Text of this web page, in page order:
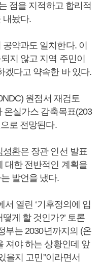
점을 지적하고 합리적
내놨다.
약과도 일치한다. 이
지 않고 지역 주민이
겠다고 약속한 바 있다.
원점서 재검토
온실가스 감축목표(203
로 전망된다.
성환은 장관 인선 발표
대한 전반적인 계획을
발언을 냈다.
열린 ‘기후정의에 입
게 할 것인가?’ 토론
부는 2030년까지의 (온
져야 하는 상황인데 앞
을지 고민”이라면서